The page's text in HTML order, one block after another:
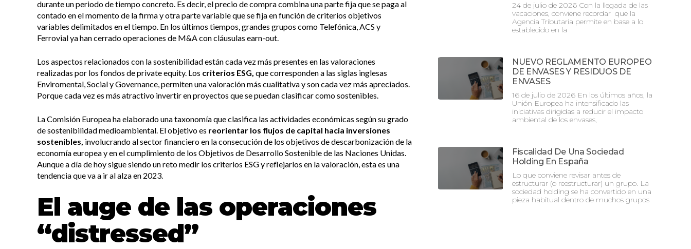
durante un periodo de tiempo concreto. Es decir, el precio de compra combina una parte fija que se paga al
contado en el momento de la firma y otra parte variable que se fija en función de criterios objetivos
variables delimitados en el tiempo. En los últimos tiempos, grandes grupos como Telefónica, ACS y
Ferrovial ya han cerrado operaciones de M&A con cláusulas earn-out.
Los aspectos relacionados con la sostenibilidad están cada vez más presentes en las valoraciones
realizadas por los fondos de private equity. Los criterios ESG, que corresponden a las siglas inglesas
Enviromental, Social y Governance, permiten una valoración más cualitativa y son cada vez más apreciados.
Porque cada vez es más atractivo invertir en proyectos que se puedan clasificar como sostenibles.
La Comisión Europea ha elaborado una taxonomía que clasifica las actividades económicas según su grado
de sostenibilidad medioambiental. El objetivo es reorientar los flujos de capital hacia inversiones
sostenibles, involucrando al sector financiero en la consecución de los objetivos de descarbonización de la
economía europea y en el cumplimiento de los Objetivos de Desarrollo Sostenible de las Naciones Unidas.
Aunque a día de hoy sigue siendo un reto medir los criterios ESG y reflejarlos en la valoración, esta es una
tendencia que va a ir al alza en 2023.
El auge de las operaciones
“distressed”
24 de julio de 2026 Con la llegada de las
vacaciones, conviene recordar que la
Agencia Tributaria permite en base a lo
establecido en la
NUEVO REGLAMENTO EUROPEO
DE ENVASES Y RESIDUOS DE
ENVASES
16 de julio de 2026 En los últimos años, la
Unión Europea ha intensificado las
iniciativas dirigidas a reducir el impacto
ambiental de los envases,
Fiscalidad De Una Sociedad
Holding En España
Lo que conviene revisar antes de
estructurar (o reestructurar) un grupo. La
sociedad holding se ha convertido en una
pieza habitual dentro de muchos grupos